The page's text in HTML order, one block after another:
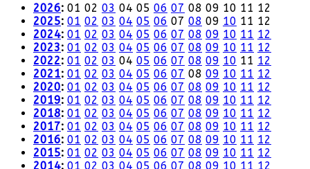
2026: 01 02 03 04 05 06 07 08 09 10 11 12
2025: 01 02 03 04 05 06 07 08 09 10 11 12
2024: 01 02 03 04 05 06 07 08 09 10 11 12
2023: 01 02 03 04 05 06 07 08 09 10 11 12
2022: 01 02 03 04 05 06 07 08 09 10 11 12
2021: 01 02 03 04 05 06 07 08 09 10 11 12
2020: 01 02 03 04 05 06 07 08 09 10 11 12
2019: 01 02 03 04 05 06 07 08 09 10 11 12
2018: 01 02 03 04 05 06 07 08 09 10 11 12
2017: 01 02 03 04 05 06 07 08 09 10 11 12
2016: 01 02 03 04 05 06 07 08 09 10 11 12
2015: 01 02 03 04 05 06 07 08 09 10 11 12
2014: 01 02 03 04 05 06 07 08 09 10 11 12